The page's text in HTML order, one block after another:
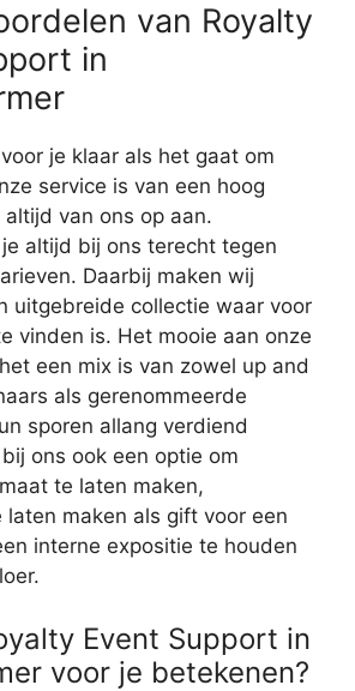
van Royalty
in
je klaar als het gaat om
service is van een hoog
van ons op aan.
altijd bij ons terecht tegen
Daarbij maken wij
uitgebreide collectie waar voor
vinden is. Het mooie aan onze
een mix is van zowel up and
als gerenommeerde
sporen allang verdiend
ons ook een optie om
te laten maken,
laten maken als gift voor een
interne expositie te houden
Event Support in
voor je betekenen?